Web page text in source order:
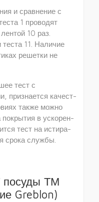
и сравнение с
1 проводят
10 раз.
11. Наличие
решетки не
тест с
признается качест­
также можно
покрытия в ускорен­
тест на истира­
срока службы.
ТМ
Greblon)